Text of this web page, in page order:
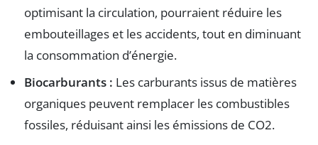
optimisant la circulation, pourraient réduire les
embouteillages et les accidents, tout en diminuant
la consommation d’énergie.
Biocarburants : Les carburants issus de matières
organiques peuvent remplacer les combustibles
fossiles, réduisant ainsi les émissions de CO2.